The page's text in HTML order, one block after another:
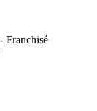
Franchisé